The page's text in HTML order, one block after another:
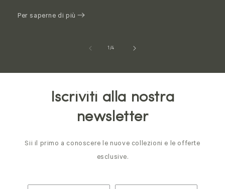
Per saperne di più
1/
of4
Iscriviti alla nostra
newsletter
Sii il primo a conoscere le nuove collezioni e le offerte
esclusive.